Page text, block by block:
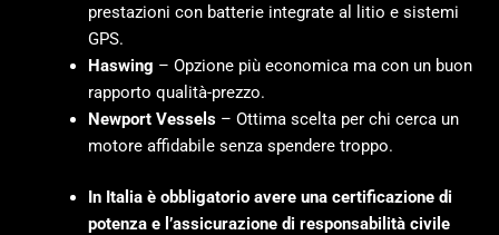
prestazioni con batterie integrate al litio e sistemi
GPS.
Haswing – Opzione più economica ma con un buon
rapporto qualità-prezzo.
Newport Vessels– Ottima scelta per chi cerca un
motore affidabile senza spendere troppo.
In Italia è obbligatorio avere una certificazione di
potenza e l’assicurazione di responsabilità civile